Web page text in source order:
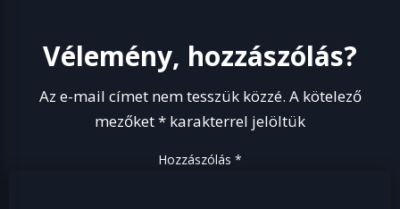
Vélemény, hozzászólás?
Az e-mail címet nem tesszük közzé. A kötelező
mezőket* karakterrel jelöltük
Hozzászólás *